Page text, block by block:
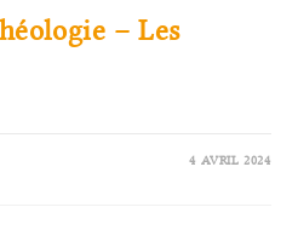
– Les
4 AVRIL 2024